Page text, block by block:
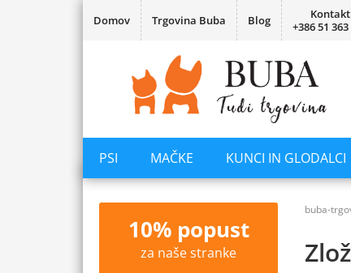
Domov Trgovina Buba Blog
Kontakt
+386 51
PSI MAČKE KUNCI IN GLODALCI
10% popust
za naše stranke
buba-